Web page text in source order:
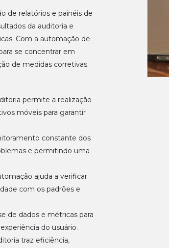
de relatórios e painéis de
da auditoria e
Com a automação de
se concentrar em
de medidas corretivas.
permite a realização
móveis para garantir
constante dos
e permitindo uma
ajuda a verificar
com os padrões e
de dados e métricas para
do usuário.
traz eficiência,